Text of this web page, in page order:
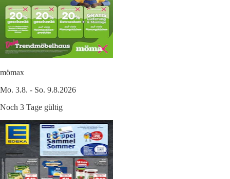
mömax
Mo. 3.8. - So. 9.8.2026
Noch 3 Tage gültig